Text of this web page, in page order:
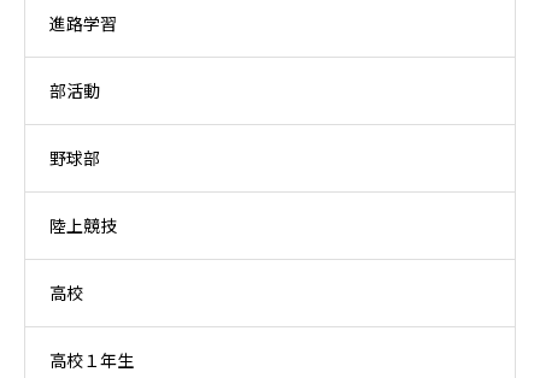
進路学習
部活動
野球部
陸上競技
高校
高校１年生